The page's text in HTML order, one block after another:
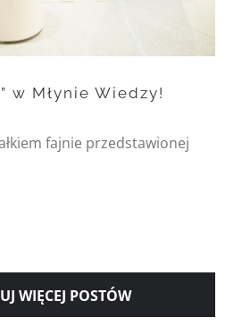
on null in
domains/
Avada/
w Młynie
w Młynie Wiedzy!
fajnie przedstawionej
WIĘCEJ POSTÓW